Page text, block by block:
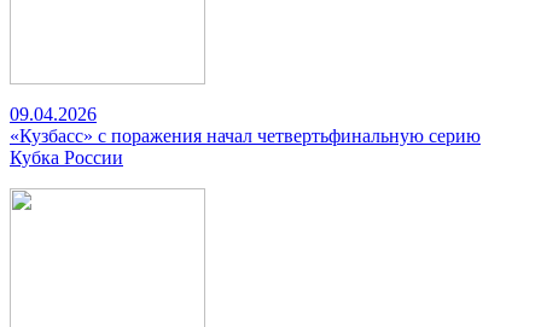
09.04.2026
«Кузбасс» с поражения начал четвертьфинальную серию
Кубка России